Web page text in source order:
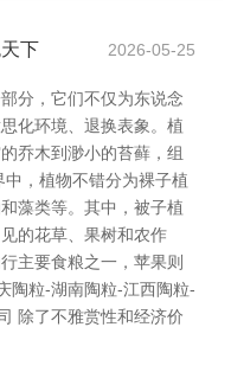
下 2026-05-25
分，它们不仅为东说念
化环境、退换表象。植
乔木到渺小的苔藓，组
，植物不错分为裸子植
藻类等。其中，被子植
的花草、果树和农作
主要食粮之一，苹果则
陶粒-湖南陶粒-江西陶粒-
除了不雅赏性和经济价